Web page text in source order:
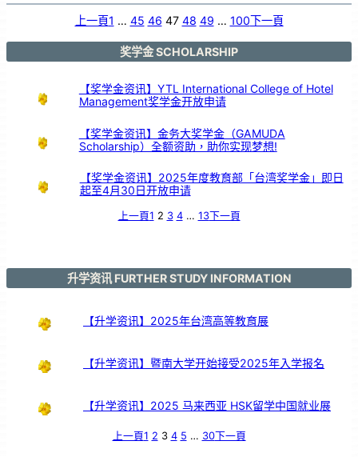
育
I时
的
上一頁1 … 45 46 47 48 49 … 100下一頁
奖学金 SCHOLARSHIP
【奖学金资讯】YTL International College of Hotel
Management奖学金开放申请
【奖学金资讯】金务大奖学金（GAMUDA
Scholarship）全额资助，助你实现梦想!
【奖学金资讯】2025年度教育部「台湾奖学金」即日
起至4月30日开放申请
上一頁1 2 3 4 … 13下一頁
升学资讯 FURTHER STUDY INFORMATION
【升学资讯】2025年台湾高等教育展
【升学资讯】暨南大学开始接受2025年入学报名
【升学资讯】2025 马来西亚 HSK留学中国就业展
上一頁1 2 3 4 5 … 30下一頁